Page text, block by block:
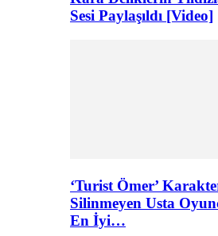
Sesi Paylaşıldı [Video]
‘Turist Ömer’
Silinmeyen Usta
En İyi…